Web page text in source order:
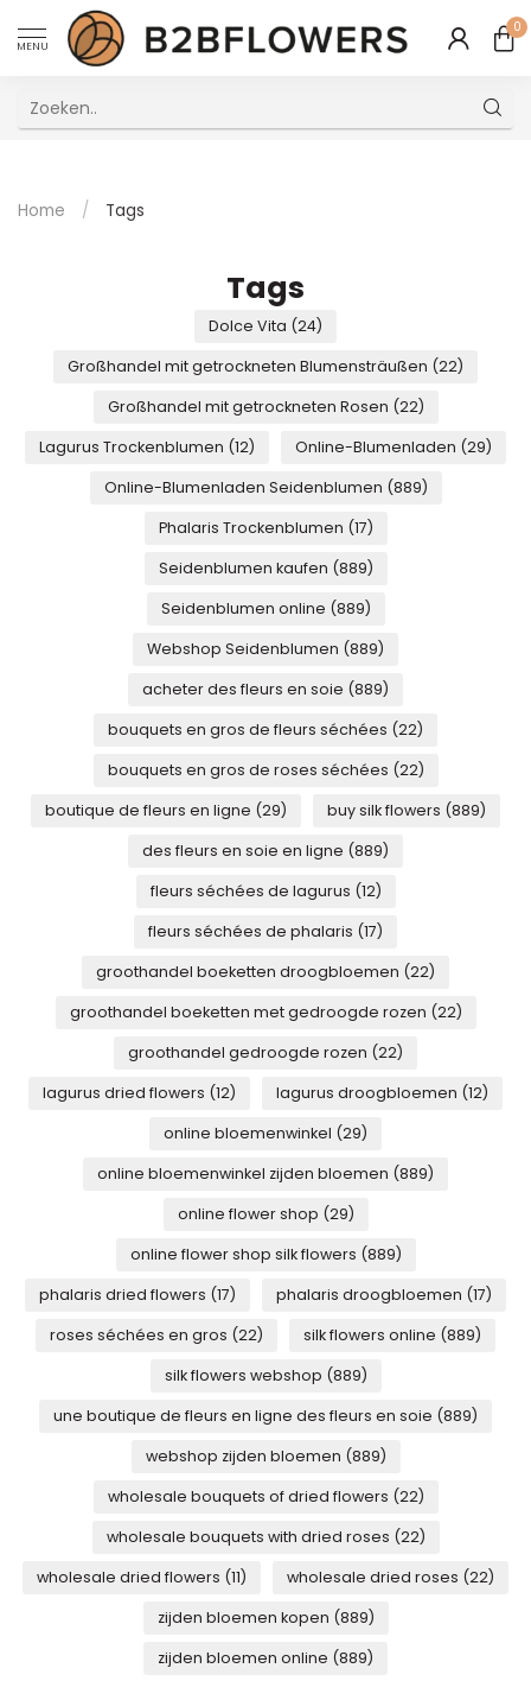
MENU
0
Home / Tags
Tags
Dolce Vita (24)
Großhandel mit getrockneten Blumensträußen (22)
Großhandel mit getrockneten Rosen (22)
Lagurus Trockenblumen (12) Online-Blumenladen (29)
Online-Blumenladen Seidenblumen (889)
Phalaris Trockenblumen (17)
Seidenblumen kaufen (889)
Seidenblumen online (889)
Webshop Seidenblumen (889)
acheter des fleurs en soie (889)
bouquets en gros de fleurs séchées (22)
bouquets en gros de roses séchées (22)
boutique de fleurs en ligne (29) buy silk flowers (889)
des fleurs en soie en ligne (889)
fleurs séchées de lagurus (12)
fleurs séchées de phalaris (17)
groothandel boeketten droogbloemen (22)
groothandel boeketten met gedroogde rozen (22)
groothandel gedroogde rozen (22)
lagurus dried flowers (12) lagurus droogbloemen (12)
online bloemenwinkel (29)
online bloemenwinkel zijden bloemen (889)
online flower shop (29)
online flower shop silk flowers (889)
phalaris dried flowers (17) phalaris droogbloemen (17)
roses séchées en gros (22) silk flowers online (889)
silk flowers webshop (889)
une boutique de fleurs en ligne des fleurs en soie (889)
webshop zijden bloemen (889)
wholesale bouquets of dried flowers (22)
wholesale bouquets with dried roses (22)
wholesale dried flowers (11) wholesale dried roses (22)
zijden bloemen kopen (889)
zijden bloemen online (889)